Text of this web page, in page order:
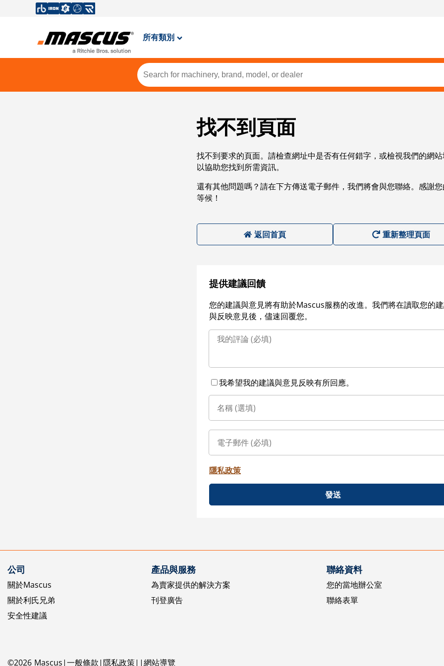
所有類別
找不到頁面
找不到要求的頁面。請檢查網址中是否有任何錯字，或檢視我們的網
以協助您找到所需資訊。
還有其他問題嗎？請在下方傳送電子郵件，我們將會與您聯絡。感謝
等候！
返回首頁 重新整理頁面
提供建議回饋
您的建議與意見將有助於Mascus服務的改進。我們將在讀取您的
與反映意見後，儘速回覆您。
我希望我的建議與意見反映有所回應。
隱私政策
發送
公司
關於Mascus
關於利氏兄弟
安全性建議
產品與服務
為賣家提供的解決方案
刊登廣告
聯絡資料
您的當地辦公室
聯絡表單
©2026 Mascus 一般條款 隱私政策 網站導覽